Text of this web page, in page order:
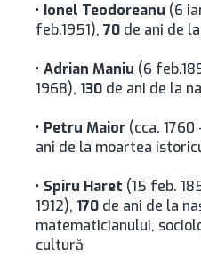
• Ionel Teodoreanu (6
feb.1951), 70 de ani de
• Adrian Maniu (6
1968), 130 de ani de la
• Petru Maior (cca. 1760
ani de la moartea
• Spiru Haret (15 feb.
1912), 170 de ani de la
matematicianului,
cultură